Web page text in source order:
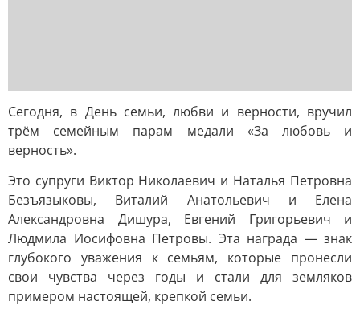
Сегодня, в День семьи, любви и верности, вручил
трём семейным парам медали «За любовь и
верность».
Это супруги Виктор Николаевич и Наталья Петровна
Безъязыковы, Виталий Анатольевич и Елена
Александровна Дишура, Евгений Григорьевич и
Людмила Иосифовна Петровы. Эта награда — знак
глубокого уважения к семьям, которые пронесли
свои чувства через годы и стали для земляков
примером настоящей, крепкой семьи.